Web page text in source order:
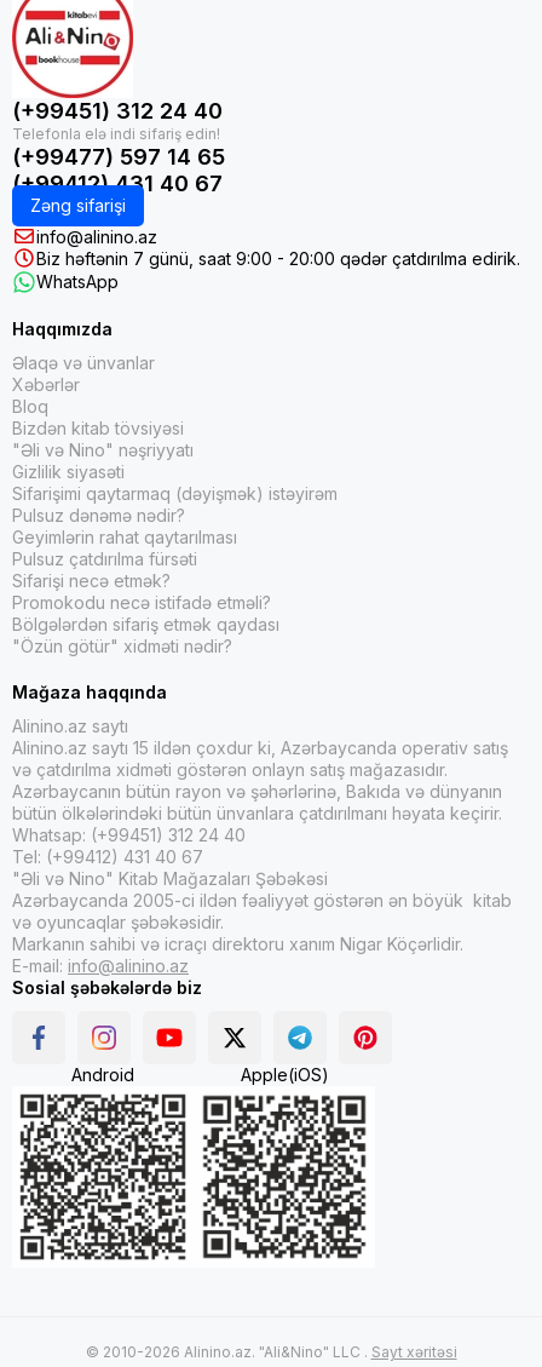
(+99451) 312 24 40
(+99477) 597 14 65
(+99412) 431 40 67
Zəng sifarişi
info@alinino.az
Biz həftənin 7 günü, saat 9:00 - 20:00 qədər çatdırılma edirik.
WhatsApp
Haqqımızda
Əlaqə və ünvanlar
Xəbərlər
Bloq
Bizdən kitab tövsiyəsi
"Əli və Nino" nəşriyyatı
Gizlilik siyasəti
Sifarişimi qaytarmaq (dəyişmək) istəyirəm
Pulsuz dənəmə nədir?
Geyimlərin rahat qaytarılması
Pulsuz çatdırılma fürsəti
Sifarişi necə etmək?
Promokodu necə istifadə etməli?
Bölgələrdən sifariş etmək qaydası
"Özün götür" xidməti nədir?
Mağaza haqqında
Alinino.az saytı
Alinino.az saytı 15 ildən çoxdur ki, Azərbaycanda operativ satış
və çatdırılma xidməti göstərən onlayn satış mağazasıdır.
Azərbaycanın bütün rayon və şəhərlərinə, Bakıda və dünyanın
bütün ölkələrindəki bütün ünvanlara çatdırılmanı həyata keçirir.
Whatsap: (+99451) 312 24 40
Tel: (+99412) 431 40 67
"Əli və Nino" Kitab Mağazaları Şəbəkəsi
Azərbaycanda 2005-ci ildən fəaliyyət göstərən ən böyük kitab
və oyuncaqlar şəbəkəsidir.
Markanın sahibi və icraçı direktoru xanım Nigar Köçərlidir.
E-mail: info@alinino.az
Sosial şəbəkələrdə biz
Android Apple(iOS)
© 2010-2026 Alinino.az. "Ali&Nino" LLC . Sayt xəritəsi